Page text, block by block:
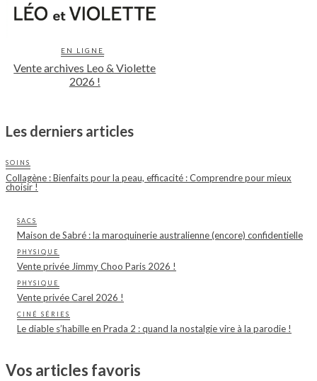
EN LIGNE
Vente archives Leo & Violette
2026 !
Les derniers articles
SOINS
Collagène : Bienfaits pour la peau, efficacité : Comprendre pour mieux
choisir !
SACS
Maison de Sabré : la maroquinerie australienne (encore) confidentielle
PHYSIQUE
Vente privée Jimmy Choo Paris 2026 !
PHYSIQUE
Vente privée Carel 2026 !
CINÉ SÉRIES
Le diable s’habille en Prada 2 : quand la nostalgie vire à la parodie !
Vos articles favoris